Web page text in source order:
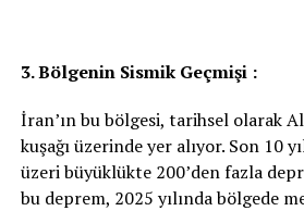
3. Bölgenin Sismik Geçmişi :
İran’ın bu bölgesi, tarihsel olarak
kuşağı üzerinde yer alıyor. Son 10
üzeri büyüklükte 200’den fazla
bu deprem, 2025 yılında bölgede